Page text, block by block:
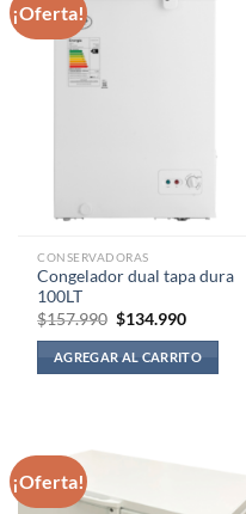
¡Oferta!
CONSERVADORAS
Congelador dual tapa dura
100LT
$157.990 El
original
era:
$157.990.
$134.990El
actual
es:
AGREGAR AL CARRITO
¡Oferta!